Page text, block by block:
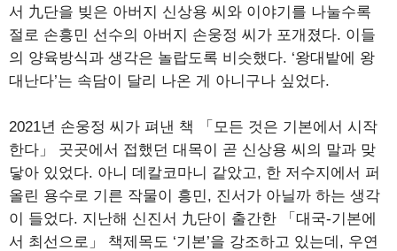
서 九단을 빚은 아버지 신상용 씨와 이야기를 나눌수록
절로 손흥민 선수의 아버지 손웅정 씨가 포개졌다. 이들
의 양육방식과 생각은 놀랍도록 비슷했다. ‘왕대밭에 왕
대난다’는 속담이 달리 나온 게 아니구나 싶었다.
2021년 손웅정 씨가 펴낸 책 「모든 것은 기본에서 시작
한다」 곳곳에서 접했던 대목이 곧 신상용 씨의 말과 맞
닿아 있었다. 아니 데칼코마니 같았고, 한 저수지에서 퍼
올린 용수로 기른 작물이 흥민, 진서가 아닐까 하는 생각
이 들었다. 지난해 신진서 九단이 출간한 「대국-기본에
서 최선으로」 책제목도 ‘기본’을 강조하고 있는데, 우연